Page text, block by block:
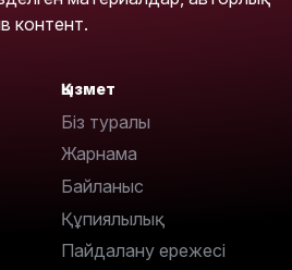
контент.
Қызмет
Біз туралы
Жарнама
Байланыс
Құпиялылық
Пайдалану ережесі